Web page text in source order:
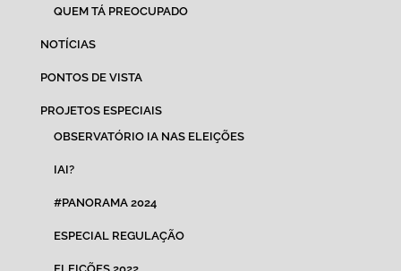
QUEM TÁ PREOCUPADO
NOTÍCIAS
PONTOS DE VISTA
PROJETOS ESPECIAIS
OBSERVATÓRIO IA NAS ELEIÇÕES
IAI?
#PANORAMA 2024
ESPECIAL REGULAÇÃO